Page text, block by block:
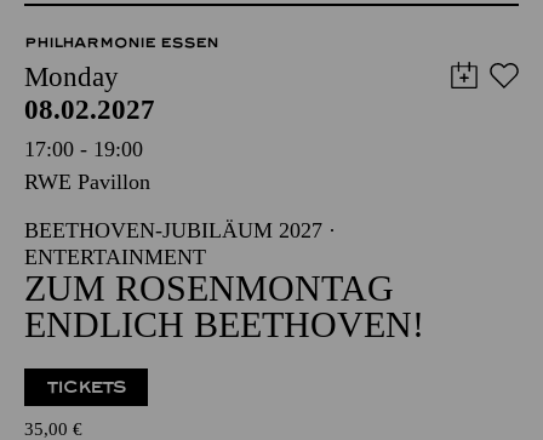
PHILHARMONIE ESSEN
Monday
08.02.2027
17:00 - 19:00
RWE Pavillon
BEETHOVEN-JUBILÄUM 2027 ·
ENTERTAINMENT
ZUM ROSENMONTAG
ENDLICH BEETHOVEN!
TICKETS
35,00 €